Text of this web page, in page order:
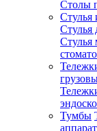
Столы
Стулья
Стулья
Стулья
Тумбы